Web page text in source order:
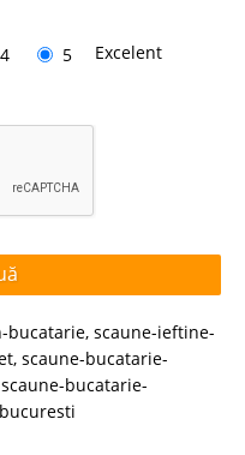
4 5 Excelent
bucatarie, scaune-ieftine-
, scaune-bucatarie-
scaune-bucatarie-